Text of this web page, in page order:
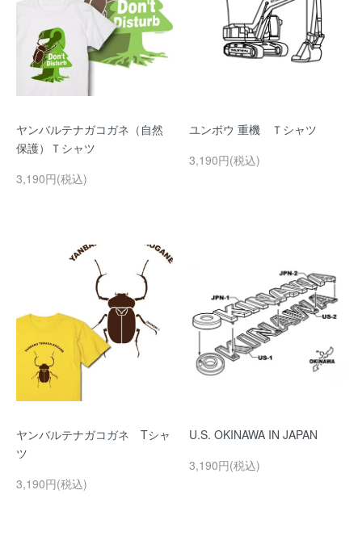
ヤンバルテナガコガネ（自然
保護）Ｔシャツ
3,190円(税込)
ユンボウ 重機 Ｔシャツ
3,190円(税込)
ヤンバルテナガコガネ Tシャ
ツ
3,190円(税込)
U.S. OKINAWA IN JAPAN
3,190円(税込)